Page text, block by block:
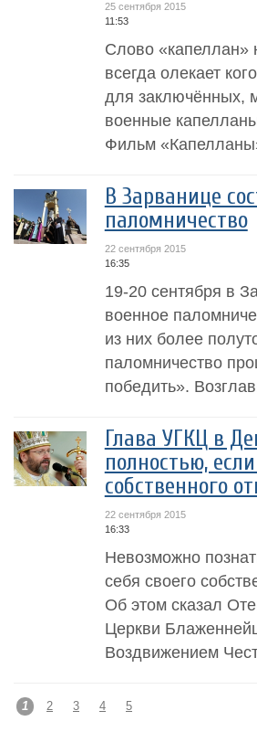
25 сентября 2015
11:53
Слово «капеллан»
всегда олекает
для заключённых,
военные
Фильм
В Зарванице
паломничество
22 сентября 2015
16:35
19-20 сентября в
военное
из них более
паломничество
победить».
Глава УГКЦ в
полностью,
собственного
22 сентября 2015
16:33
Невозможно
себя своего
Об этом сказал
Церкви
Воздвижением
1 2 3 4 5